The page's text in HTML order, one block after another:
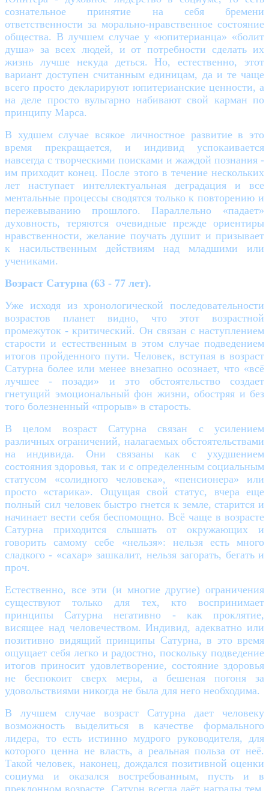
сознательное принятие на себя бремени
ответственности за морально-нравственное состояние
общества. В лучшем случае у «юпитерианца» «болит
душа» за всех людей, и от потребности сделать их
жизнь лучше некуда деться. Но, естественно, этот
вариант доступен считанным единицам, да и те чаще
всего просто декларируют юпитерианские ценности, а
на деле просто вульгарно набивают свой карман по
принципу Марса.
В худшем случае всякое личностное развитие в это
время прекращается, и индивид успокаивается
навсегда с творческими поисками и жаждой познания -
им приходит конец. После этого в течение нескольких
лет наступает интеллектуальная деградация и все
ментальные процессы сводятся только к повторению и
пережевыванию прошлого. Параллельно «падает»
духовность, теряются очевидные прежде ориентиры
нравственности, желание поучать душит и призывает
к насильственным действиям над младшими или
учениками.
Возраст Сатурна (63 - 77 лет).
Уже исходя из хронологической последовательности
возрастов планет видно, что этот возрастной
промежуток - критический. Он связан с наступлением
старости и естественным в этом случае подведением
итогов пройденного пути. Человек, вступая в возраст
Сатурна более или менее внезапно осознает, что «всё
лучшее - позади» и это обстоятельство создает
гнетущий эмоциональный фон жизни, обостряя и без
того болезненный «прорыв» в старость.
В целом возраст Сатурна связан с усилением
различных ограничений, налагаемых обстоятельствами
на индивида. Они связаны как с ухудшением
состояния здоровья, так и с определенным социальным
статусом «солидного человека», «пенсионера» или
просто «старика». Ощущая свой статус, вчера еще
полный сил человек быстро гнется к земле, старится и
начинает вести себя беспомощно. Всё чаще в возрасте
Сатурна приходится слышать от окружающих и
говорить самому себе «нельзя»: нельзя есть много
сладкого - «сахар» зашкалит, нельзя загорать, бегать и
проч.
Естественно, все эти (и многие другие) ограничения
существуют только для тех, кто воспринимает
принципы Сатурна негативно - как проклятие,
висящее над человечеством. Индивид, адекватно или
позитивно видящий принципы Сатурна, в это время
ощущает себя легко и радостно, поскольку подведение
итогов приносит удовлетворение, состояние здоровья
не беспокоит сверх меры, а бешеная погоня за
удовольствиями никогда не была для него необходима.
В лучшем случае возраст Сатурна дает человеку
возможность выделиться в качестве формального
лидера, то есть истинно мудрого руководителя, для
которого ценна не власть, а реальная польза от неё.
Такой человек, наконец, дождался позитивной оценки
социума и оказался востребованным, пусть и в
преклонном возрасте. Сатурн всегда даёт награды тем,